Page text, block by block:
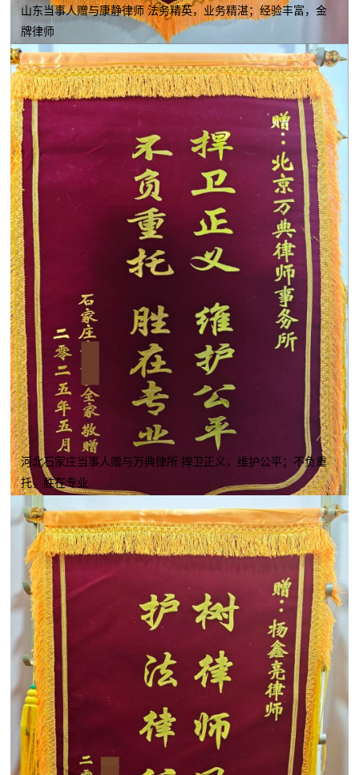
山东当事人赠与康静律师 法务精英，业务精湛；经验丰富，金
牌律师
河北石家庄当事人赠与万典律所 捍卫正义，维护公平；不负重
托，胜在专业